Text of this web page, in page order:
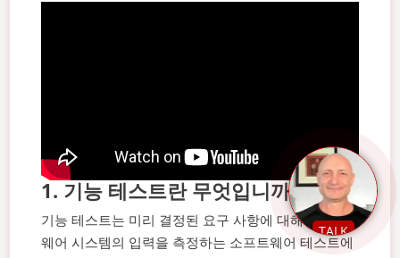
1. 기능 테스트란 무엇입니까?
기능 테스트는 미리 결정된 요구 사항에 대해 소프트
웨어 시스템의 입력을 측정하는 소프트웨어 테스트에
TALK